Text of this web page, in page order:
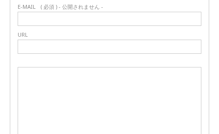
E-MAIL ( 必須 ) - 公開されません -
URL